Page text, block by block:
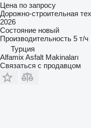
Цена по запросу
Дорожно-строительная
2026
Состояние новый
Производительность 5 т/ч
Турция
Alfamix Asfalt Makinaları
Связаться с продавцом